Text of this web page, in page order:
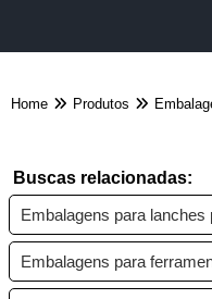
Home Produtos
Buscas relacionadas:
Embalagens para lanches
Embalagens para